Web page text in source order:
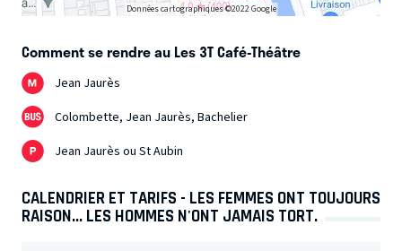
Données cartographiques ©2022 Google
Comment se rendre au Les 3T Café-Théâtre
Jean Jaurès
Colombette, Jean Jaurès, Bachelier
Jean Jaurès ou St Aubin
CALENDRIER ET TARIFS - LES FEMMES ONT TOUJOURS
RAISON... LES HOMMES N'ONT JAMAIS TORT.